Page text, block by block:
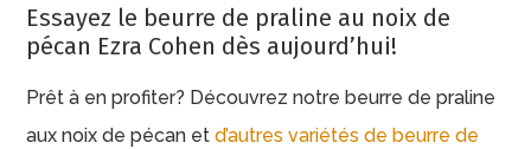
Essayez le beurre de praline au noix de
pécan Ezra Cohen dès aujourd’hui!
Prêt à en profiter? Découvrez notre beurre de praline
aux noix de pécan etd’autres variétés de beurre de